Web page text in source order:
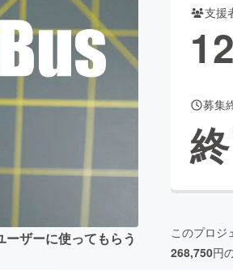
ビューティー・ヘルス
for Social GoodCAMPFIRE Creation
ザーに使ってもらう
支援
12
募集
このプロジ
268,750円